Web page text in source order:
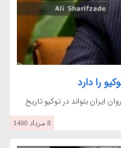
را دارد
ایران بتواند در توکیو تاریخ
8 مرداد 1400